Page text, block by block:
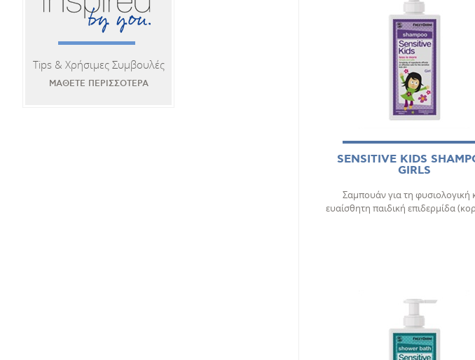
SENSITIVE KIDS
GIRLS
Σαμπουάν για τη φυσιολογική
ευαίσθητη παιδική επιδερμίδα
Tips & Χρήσιμες Συμβουλές
ΜΑΘΕΤΕ ΠΕΡΙΣΣΟΤΕΡΑ